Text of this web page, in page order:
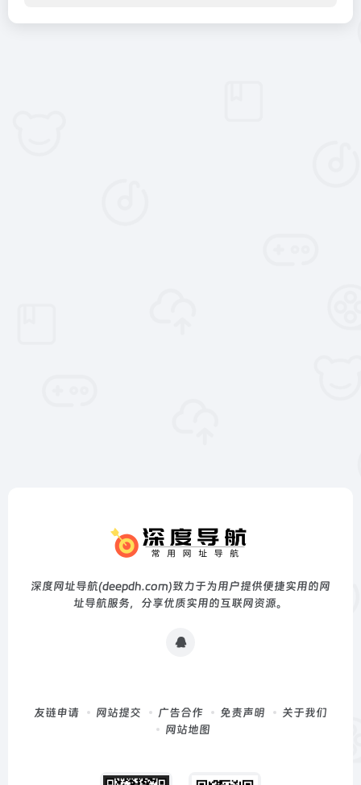
深度网址导航(deepdh.com)致力于为用户提供便捷实用的网
址导航服务，分享优质实用的互联网资源。
友链申请 网站提交 广告合作 免责声明
关于我们
网站地图